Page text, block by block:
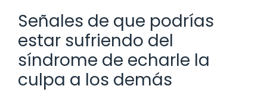
Señales de que podrías
estar sufriendo del
síndrome de echarle la
culpa a los demás